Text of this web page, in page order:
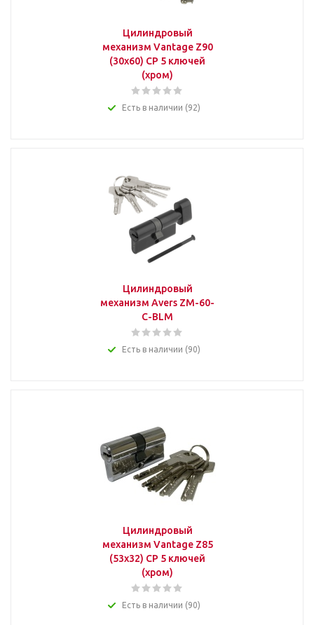
Цилиндровый
механизм Vantage Z90
(30x60) CP 5 ключей
(хром)
Есть в наличии (92)
Цилиндровый
механизм Avers ZM-60-
C-BLM
Есть в наличии (90)
Цилиндровый
механизм Vantage Z85
(53x32) СР 5 ключей
(хром)
Есть в наличии (90)